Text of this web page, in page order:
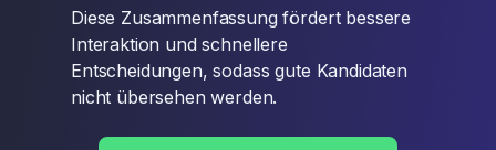
Diese Zusammenfassung fördert bessere
Interaktion und schnellere
Entscheidungen, sodass gute Kandidaten
nicht übersehen werden.